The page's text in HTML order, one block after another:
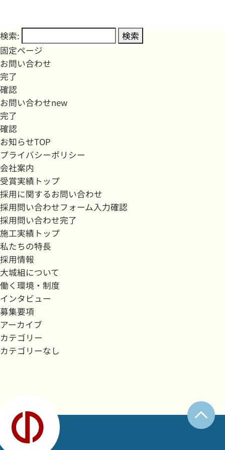
検索:
固定ページ
お問い合わせ
完了
確認
お問い合わせnew
完了
確認
お知らせTOP
プライバシーポリシー
会社案内
受賞実績トップ
採用に関するお問い合わせ
採用問い合わせフォーム入力確認
採用問い合わせ完了
施工実績トップ
私たちの特長
採用情報
大城組について
働く環境・制度
インタビュー
募集要項
アーカイブ
カテゴリー
カテゴリーなし